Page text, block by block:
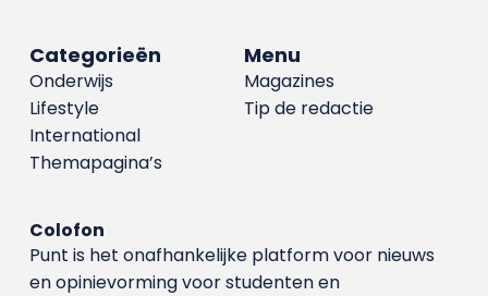
Menu
Magazines
Tip de redactie
Categorieën
Onderwijs
Lifestyle
International
Themapagina’s
Colofon
Punt is het onafhankelijke platform voor nieuws
en opinievorming voor studenten en